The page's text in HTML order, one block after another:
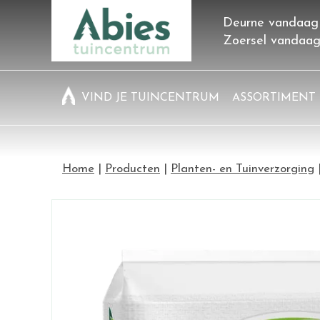
Home Producten Planten- en Tuinverzorging
Deurne
Zoersel
VIND JE TUINCENTRUM ASSORTIMENT